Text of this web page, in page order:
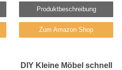
Produktbeschreibung
Zum Amazon Shop
DIY Kleine Möbel schnell